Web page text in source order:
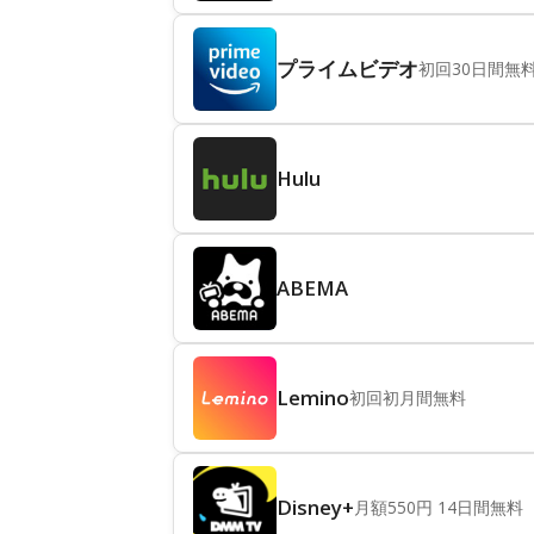
プライムビデオ初回30日間無
Hulu
ABEMA
Lemino初回初月間無料
Disney+月額550円 14日間無料